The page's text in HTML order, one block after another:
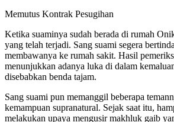
Memutus Kontrak Pesugihan
Ketika suaminya sudah berada di rumah
yang telah terjadi. Sang suami segera
membawanya ke rumah sakit. Hasil
menunjukkan adanya luka di dalam
disebabkan benda tajam.
Sang suami pun memanggil beberapa
kemampuan supranatural. Sejak saat itu,
melakukan upaya mengusir makhluk gaib